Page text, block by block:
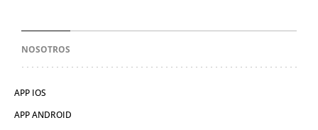
NOSOTROS
APP IOS
APP ANDROID